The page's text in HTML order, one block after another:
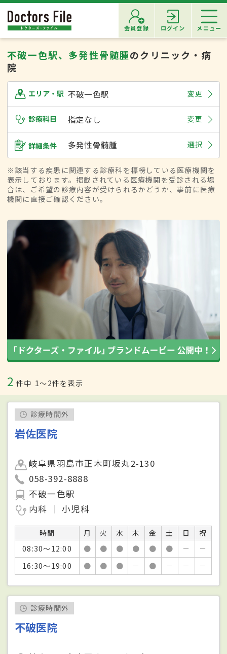
会員登録 ログイン メニュー
不破一色駅、多発性骨髄腫のクリニック・病
院
エリア・駅 不破一色駅 変更
診療科目 指定なし 変更
詳細条件 多発性骨髄腫 選択
※該当する疾患に関連する診療科を標榜している医療機関を
表示しております。掲載されている医療機関を受診される場
合は、ご希望の診療内容が受けられるかどうか、事前に医療
機関に直接ご確認ください。
2 件中 1〜2件を表示
診療時間外
岩佐医院
岐阜県羽島市正木町坂丸2-130
058-392-8888
不破一色駅
内科
小児科
時間 月 火 水 木 金 土 日
祝
08:30～12:00
● ● ● ● ● ● －
－
16:30～19:00
● ● ● － ● － － －
診療時間外
不破医院